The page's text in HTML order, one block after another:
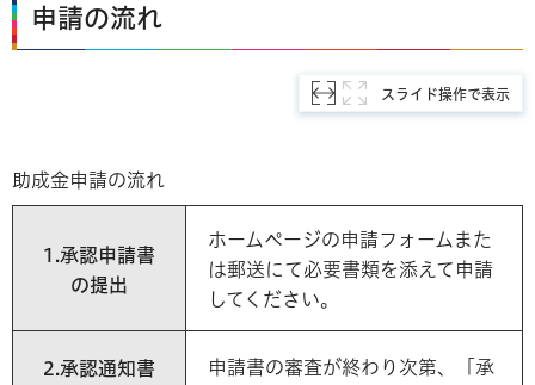
申請の流れ
スライド操作で表示
助成金申請の流れ
1.承認申請書
の提出
ホームページの申請フォームまた
は郵送にて必要書類を添えて申請
してください。
2.承認通知書
申請書の審査が終わり次第、「承